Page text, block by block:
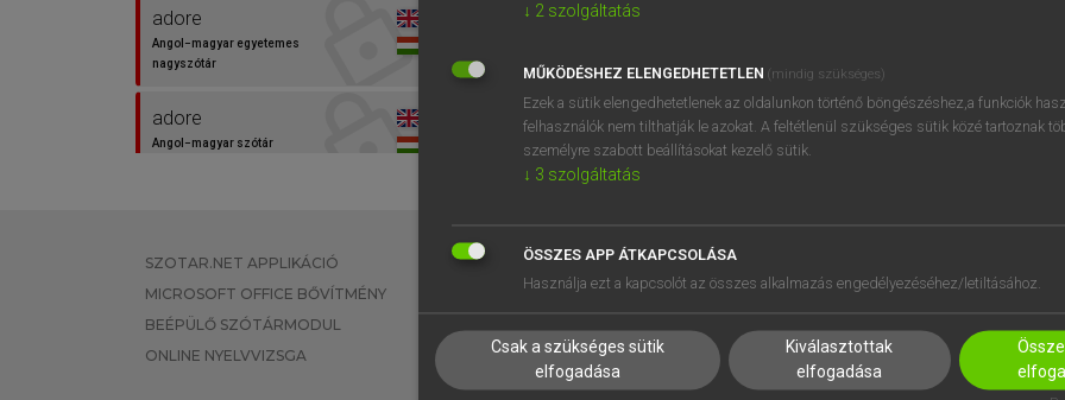
adore
Angol−magyar egyetemes
nagyszótár
adore
Angol−magyar szótár
ájtatosság
Magyar−angol egyetemes
nagyszótár
SZOTAR.NET APPLIKÁCIÓ
MICROSOFT OFFICE BŐVÍTMÉNY
BEÉPÜLŐ SZÓTÁRMODUL
ONLINE NYELVVIZSGA
EGYÉNI FELHASZNÁLÓKNAK
TANULÓKNAK
VÁLLALATI MEGOLDÁSOK
SÚGÓ
RÓLUNK
SÜTI BEÁLLÍTÁSOK
↓ 2 szolgáltatás
MŰKÖDÉSHEZ ELENGEDHETETLEN (mindig szükséges)
Ezek a sütik elengedhetetlenek az oldalunkon történő böngészéshez,a funkciók
felhasználók nem tilthatják le azokat. A feltétlenül szükséges sütik közé tartoznak
személyre szabott beállításokat kezelő sütik.
↓ 3 szolgáltatás
ÖSSZES APP ÁTKAPCSOLÁSA
Használja ezt a kapcsolót az összes alkalmazás engedélyezéséhez/letiltásához.
Csak a szükséges sütik
elfogadása
Kiválasztottak
elfogadása